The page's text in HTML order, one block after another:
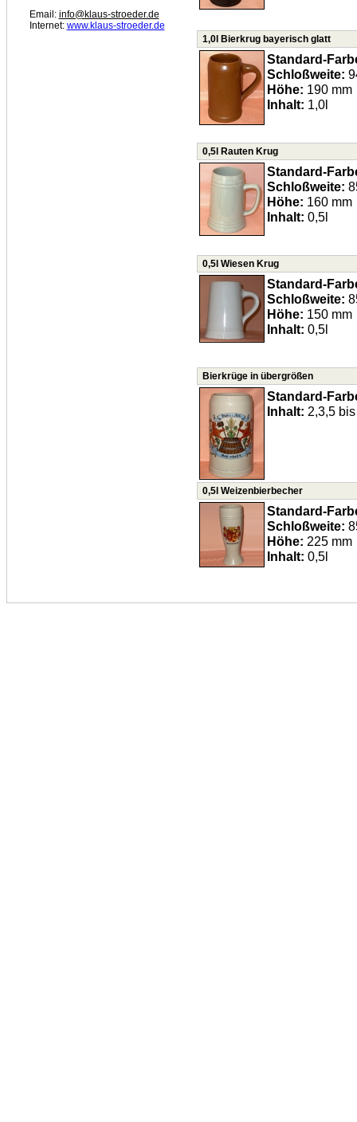
Email: info@klaus-stroeder.de
Internet: www.klaus-stroeder.de
1,0l Bierkrug bayerisch glatt
Standard-
Schloßweite:
Höhe: 190 mm
Inhalt: 1,0l
0,5l Rauten Krug
Standard-
Schloßweite:
Höhe: 160 mm
Inhalt: 0,5l
0,5l Wiesen Krug
Standard-
Schloßweite:
Höhe: 150 mm
Inhalt: 0,5l
Bierkrüge in übergrößen
Standard-
Inhalt: 2,3,5
0,5l Weizenbierbecher
Standard-
Schloßweite:
Höhe: 225 mm
Inhalt: 0,5l